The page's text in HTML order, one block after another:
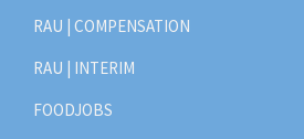
RAU | COMPENSATION
RAU | INTERIM
FOODJOBS